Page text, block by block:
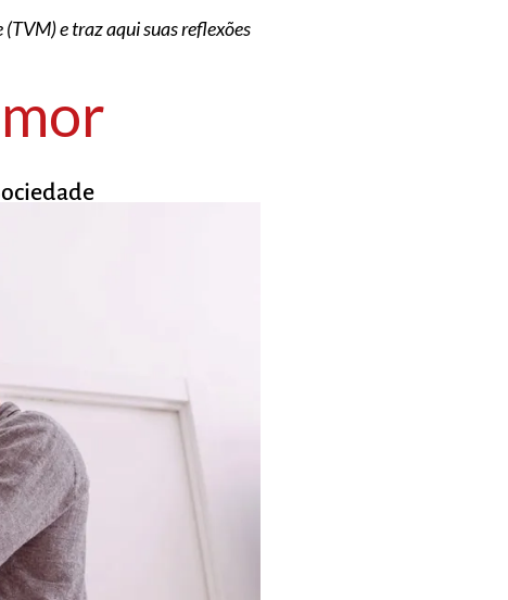
e traz aqui suas reflexões